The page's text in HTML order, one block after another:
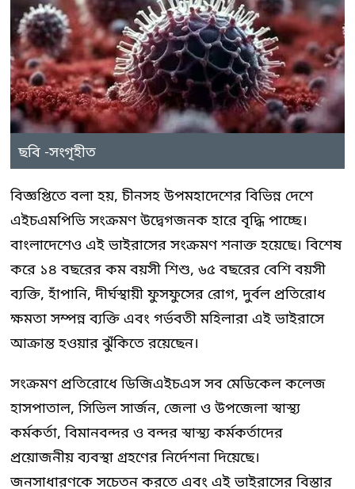
ছবি -সংগৃহীত
বিজ্ঞপ্তিতে বলা হয়, চীনসহ উপমহাদেশের বিভিন্ন দেশে
এইচএমপিভি সংক্রমণ উদ্বেগজনক হারে বৃদ্ধি পাচ্ছে।
বাংলাদেশেও এই ভাইরাসের সংক্রমণ শনাক্ত হয়েছে। বিশেষ
করে ১৪ বছরের কম বয়সী শিশু, ৬৫ বছরের বেশি বয়সী
ব্যক্তি, হাঁপানি, দীর্ঘস্থায়ী ফুসফুসের রোগ, দুর্বল প্রতিরোধ
ক্ষমতা সম্পন্ন ব্যক্তি এবং গর্ভবতী মহিলারা এই ভাইরাসে
আক্রান্ত হওয়ার ঝুঁকিতে রয়েছেন।
সংক্রমণ প্রতিরোধে ডিজিএইচএস সব মেডিকেল কলেজ
হাসপাতাল, সিভিল সার্জন, জেলা ও উপজেলা স্বাস্থ্য
কর্মকর্তা, বিমানবন্দর ও বন্দর স্বাস্থ্য কর্মকর্তাদের
প্রয়োজনীয় ব্যবস্থা গ্রহণের নির্দেশনা দিয়েছে।
জনসাধারণকে সচেতন করতে এবং এই ভাইরাসের বিস্তার